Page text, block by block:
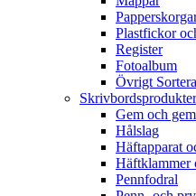
Plastfickor
Register
Fotoalbum
Övrigt
Skrivbordsprodukter
Gem och
Hålslag
Häftapparat
Häftklammer
Pennfodral